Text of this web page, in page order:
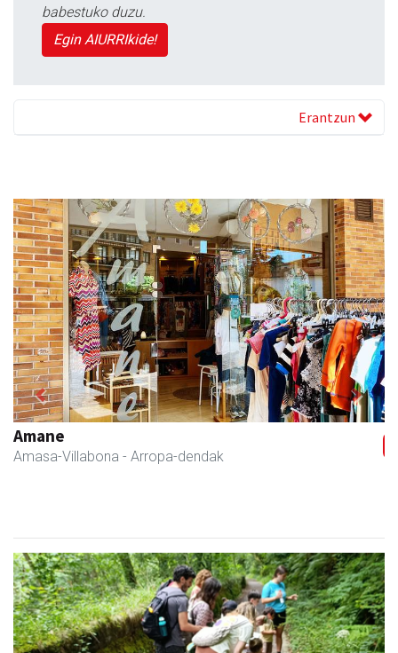
babestuko duzu.
Egin AIURRIkide!
Erantzun
Amane
Amasa-Villabona - Arropa-dendak
Previous Next